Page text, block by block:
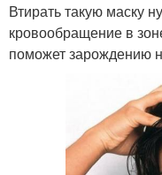
Втирать такую маску
кровообращение в
поможет зарождению